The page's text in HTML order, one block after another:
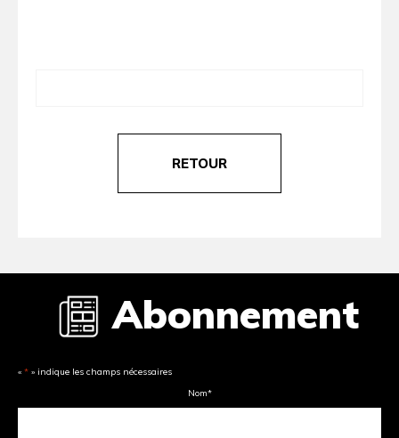
RETOUR
Abonnement
« * » indique les champs nécessaires
Nom*